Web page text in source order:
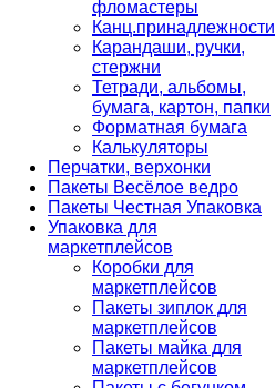
фломастеры
Канц.принадлежности
Карандаши, ручки,
стержни
Тетради, альбомы,
бумага, картон, папки
Форматная бумага
Калькуляторы
Перчатки, верхонки
Пакеты Весёлое ведро
Пакеты Честная Упаковка
Упаковка для
маркетплейсов
Коробки для
маркетплейсов
Пакеты зиплок для
маркетплейсов
Пакеты майка для
маркетплейсов